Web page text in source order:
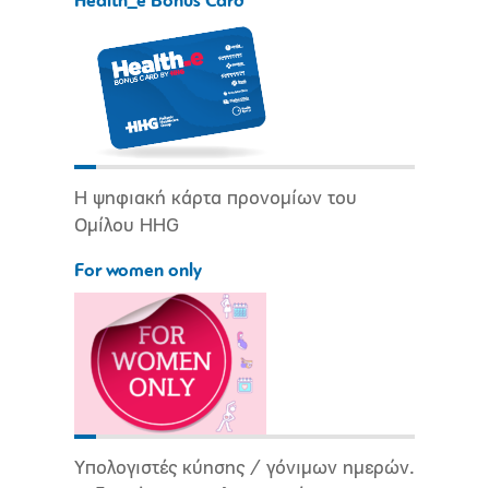
Η ψηφιακή κάρτα προνομίων του
Ομίλου HHG
For women only
Υπολογιστές κύησης / γόνιμων ημερών.